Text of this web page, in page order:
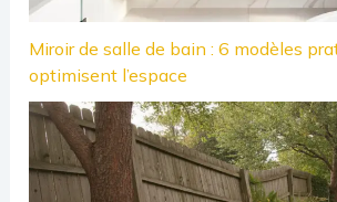
Miroir de salle de bain : 6 modèles
optimisent l’espace